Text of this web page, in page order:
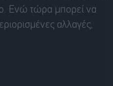
Ενώ τώρα μπορεί να
αλλαγές,